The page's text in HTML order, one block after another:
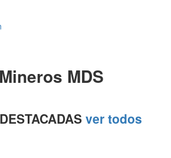
MDS
ver todos